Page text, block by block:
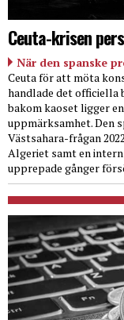
Ceuta-krisen
När den spanske
Ceuta för att möta
handlade det officiella
bakom kaoset ligger
uppmärksamhet. Den
Västsahara-frågan
Algeriet samt en
upprepade gånger